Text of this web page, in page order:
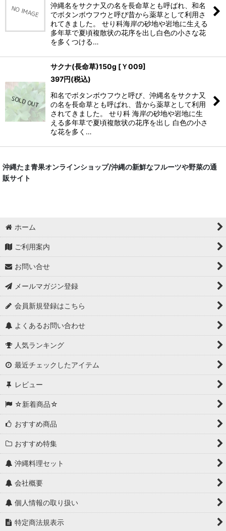
沖縄名をサクナ又の名を長命草とも呼ばれ、和名
でボタンボウフウと呼び昔から薬草として利用さ
れてきました。 せり科海岸の砂地や岩地に生える
多年草で夏頃複散状の花序を出し白色の小さな花
を多くつける…
サクナ(長命草)150g [Ｙ009]
397円(税込)
和名でボタンボウフウと呼び、沖縄名をサクナ又
の名を長命草とも呼ばれ、昔から薬草として利用
されてきました。 せり科 海岸の砂地や岩地に生
える多年草で夏頃複散状の花序を出し 白色の小さ
な花を多く…
沖縄たま青果オンラインショップ/沖縄の新鮮なフルーツや野菜の通
販サイト
ホーム
ご利用案内
お問い合せ
メールマガジン登録
会員新規登録はこちら
よくあるお問い合わせ
人気ランキング
最近チェックしたアイテム
レビュー
☆新着商品☆
おすすめ商品
おすすめ特集
沖縄料理セット
会社概要
個人情報の取り扱い
特定商法規表示